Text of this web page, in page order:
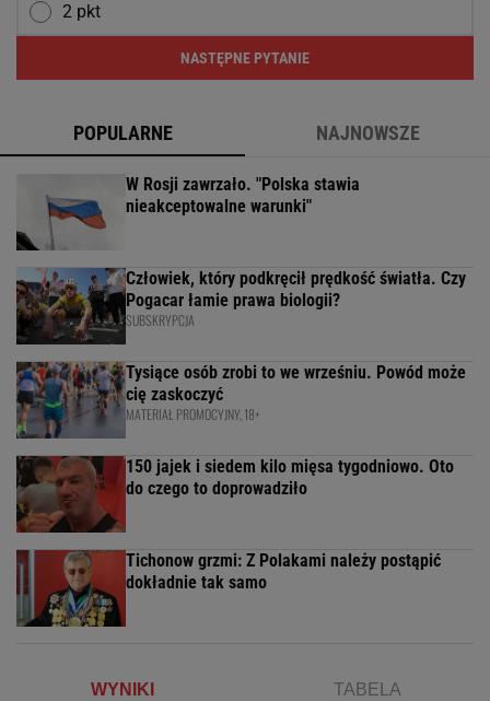
2 pkt
NASTĘPNE PYTANIE
POPULARNE NAJNOWSZE
W Rosji zawrzało. "Polska stawia
nieakceptowalne warunki"
Człowiek, który podkręcił prędkość światła. Czy
Pogacar łamie prawa biologii?
SUBSKRYPCJA
Tysiące osób zrobi to we wrześniu. Powód może
cię zaskoczyć
MATERIAŁ PROMOCYJNY, 18+
150 jajek i siedem kilo mięsa tygodniowo. Oto
do czego to doprowadziło
Tichonow grzmi: Z Polakami należy postąpić
dokładnie tak samo
WYNIKI TABELA